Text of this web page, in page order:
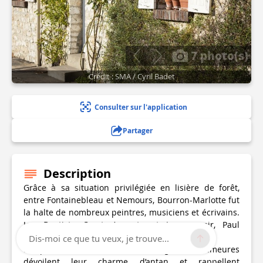
7 photo(s)
Crédit : SMA / Cyril Badet
Consulter sur l'application
Partager
Description
Grâce à sa situation privilégiée en lisière de forêt,
entre Fontainebleau et Nemours, Bourron-Marlotte fut
la halte de nombreux peintres, musiciens et écrivains.
Jean-Baptiste Corot, Auguste et Jean renoir, Paul
Cézanne et bien d'autres y ont séjourné.
En parcourant les rues du village, les demeures
Dis-moi ce que tu veux, je trouve...